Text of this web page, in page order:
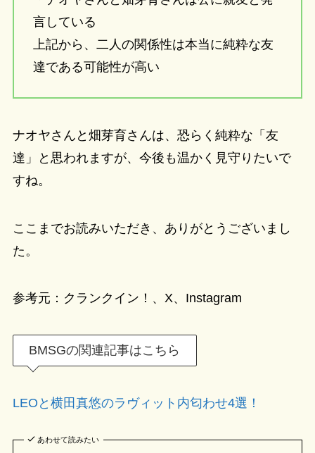
言している
上記から、二人の関係性は本当に純粋な友
達である可能性が高い
ナオヤさんと畑芽育さんは、恐らく純粋な「友
達」と思われますが、今後も温かく見守りたいで
すね。
ここまでお読みいただき、ありがとうございまし
た。
参考元：クランクイン！、X、Instagram
BMSGの関連記事はこちら
LEOと横田真悠のラヴィット内匂わせ4選！
あわせて読みたい